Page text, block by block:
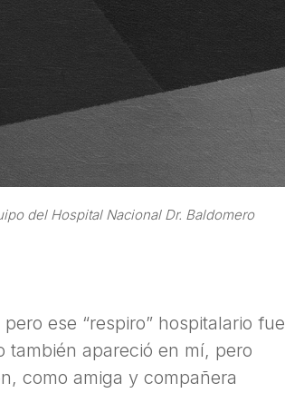
del Hospital Nacional Dr. Baldomero
ese “respiro” hospitalario fue
también apareció en mí, pero
como amiga y compañera